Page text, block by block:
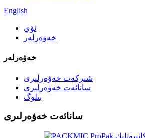
English
ئۆي
خەۋەرلەر
خەۋەرلەر
شىركەت خەۋەرلىرى
سانائەت خەۋەرلىرى
بىلوگ
سانائەت خەۋەرلىرى